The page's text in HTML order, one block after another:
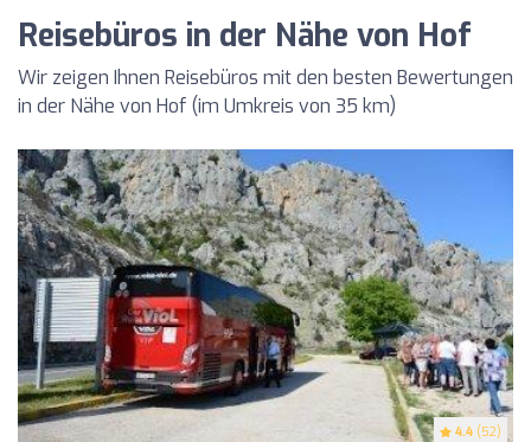
Reisebüros in der Nähe von Hof
Wir zeigen Ihnen Reisebüros mit den besten Bewertungen
in der Nähe von Hof (im Umkreis von 35 km)
4.4 (52)